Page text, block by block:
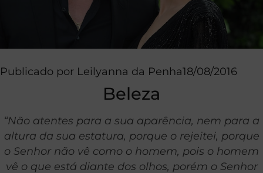
Publicado por Leilyanna da Penha18/08/2016
Beleza
“Não atentes para a sua aparência, nem para a
altura da sua estatura, porque o rejeitei, porque
o Senhor não vê como o homem, pois o homem
vê o que está diante dos olhos, porém o Senhor